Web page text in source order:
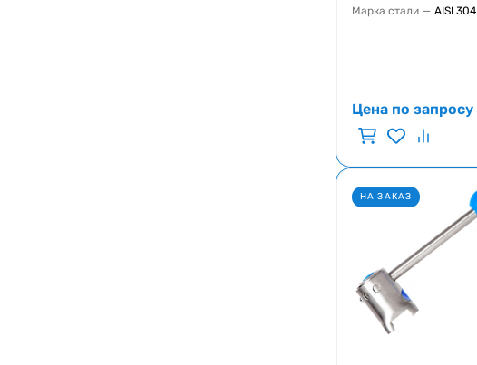
Марка стали — AISI 304
Цена по запросу
НА ЗАКАЗ